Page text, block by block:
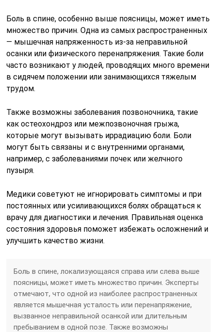
Боль в спине, особенно выше поясницы, может иметь
множество причин. Одна из самых распространенных
— мышечная напряженность из-за неправильной
осанки или физического перенапряжения. Такие боли
часто возникают у людей, проводящих много времени
в сидячем положении или занимающихся тяжелым
трудом.
Также возможны заболевания позвоночника, такие
как остеохондроз или межпозвоночная грыжа,
которые могут вызывать иррадиацию боли. Боли
могут быть связаны и с внутренними органами,
например, с заболеваниями почек или желчного
пузыря.
Медики советуют не игнорировать симптомы и при
постоянных или усиливающихся болях обращаться к
врачу для диагностики и лечения. Правильная оценка
состояния здоровья поможет избежать осложнений и
улучшить качество жизни.
Боль в спине, локализующаяся справа или слева выше
поясницы, может иметь множество причин. Эксперты
отмечают, что одной из наиболее распространенных
является мышечная усталость или перенапряжение,
вызванное неправильной осанкой или длительным
пребыванием в одной позе. Также возможны